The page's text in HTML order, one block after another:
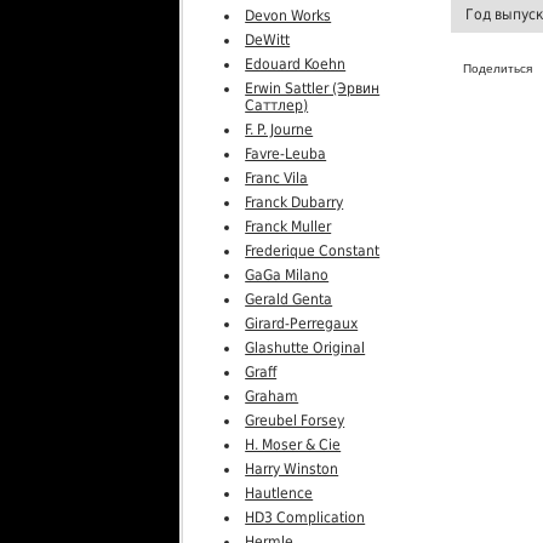
Devon Works
DeWitt
Edouard Koehn
Erwin Sattler (Эрвин
Саттлер)
F. P. Journe
Favre-Leuba
Franc Vila
Franck Dubarry
Franck Muller
Frederique Constant
GaGa Milano
Gerald Genta
Girard-Perregaux
Glashutte Original
Graff
Graham
Greubel Forsey
H. Moser & Cie
Harry Winston
Hautlence
HD3 Complication
Год
Поделиться